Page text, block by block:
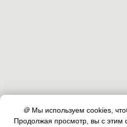
🍪 Мы используем cookies,
Продолжая просмотр, вы с этим